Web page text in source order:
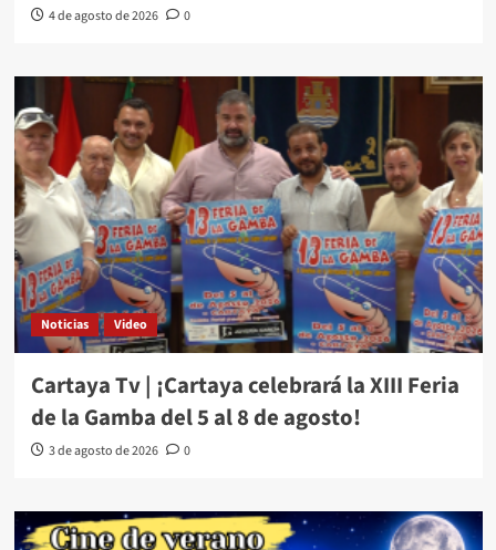
4 de agosto de 2026 0
Noticias Video
Cartaya Tv | ¡Cartaya celebrará la XIII Feria
de la Gamba del 5 al 8 de agosto!
3 de agosto de 2026 0